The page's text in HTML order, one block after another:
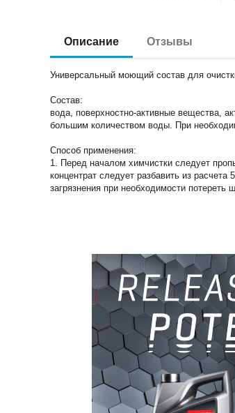
Описание Отзывы
Универсальный моющий состав для
Состав:
вода, поверхностно-активные вещества,
большим количеством воды. При
Способ применения:
1. Перед началом химчистки следует
концентрат следует разбавить из
загрязнения при необходимости